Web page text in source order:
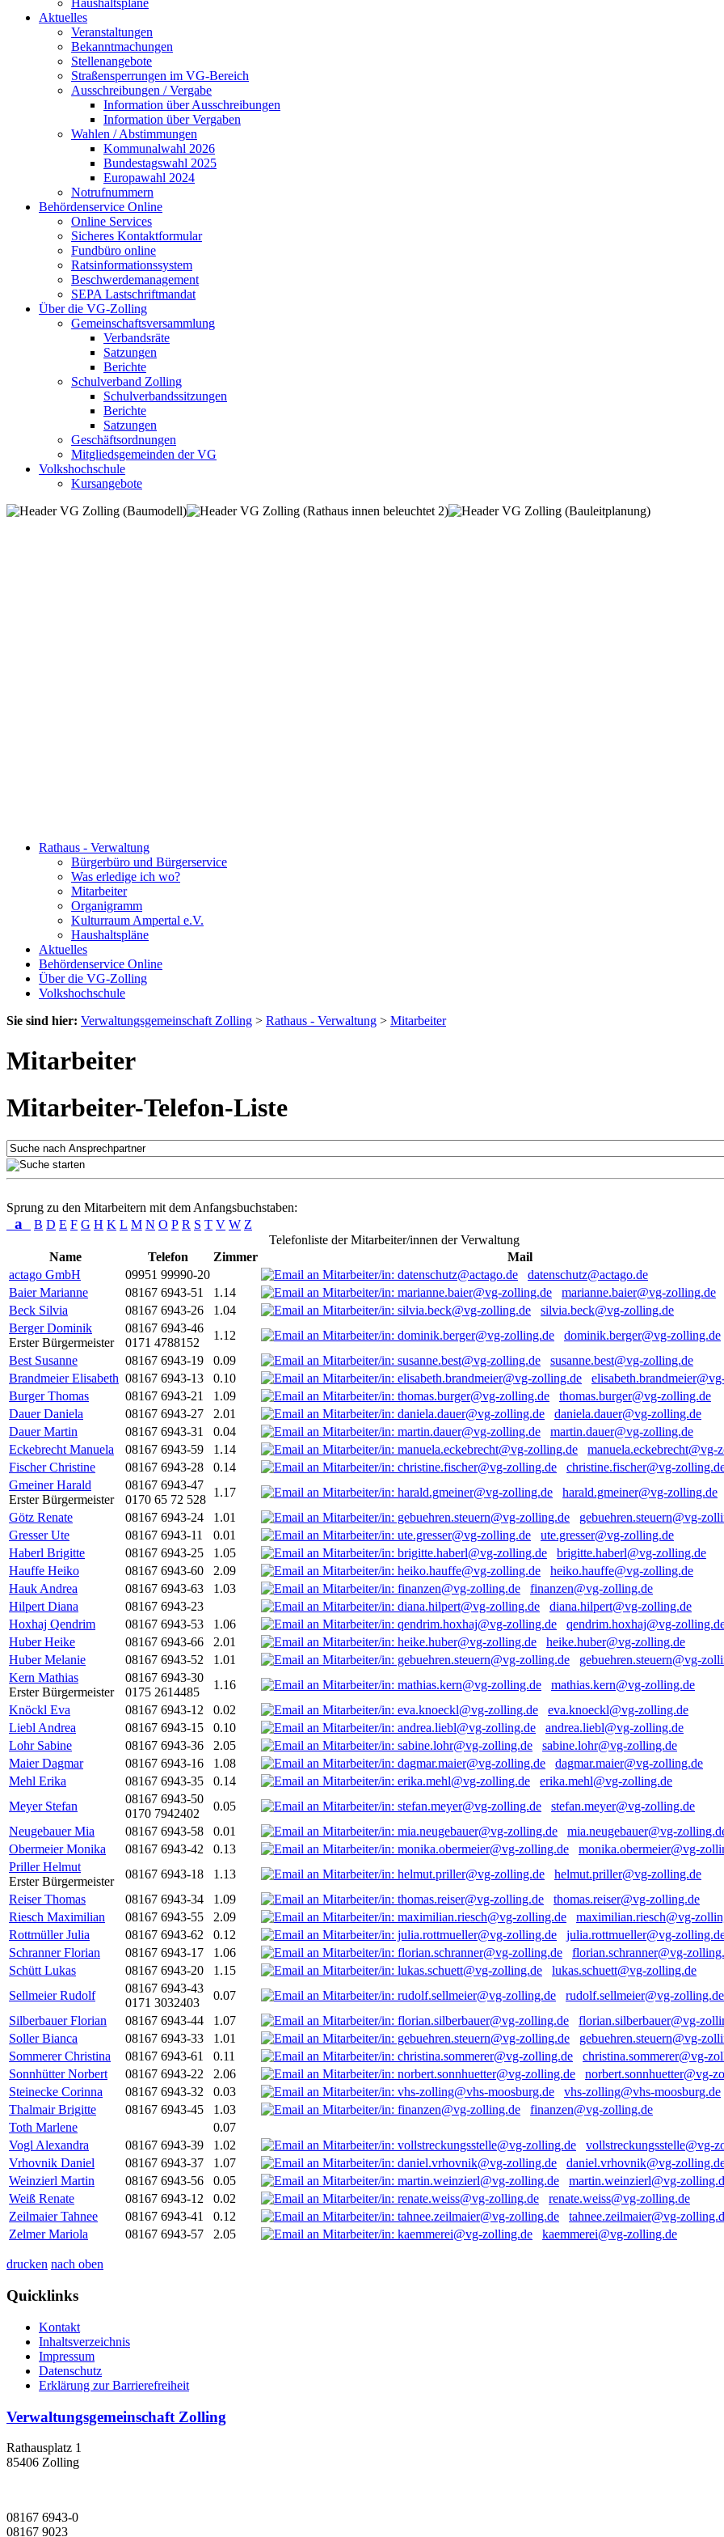
Haushaltspläne
Aktuelles
Veranstaltungen
Bekanntmachungen
Stellenangebote
Straßensperrungen im VG-Bereich
Ausschreibungen / Vergabe
Information über Ausschreibungen
Information über Vergaben
Wahlen / Abstimmungen
Kommunalwahl 2026
Bundestagswahl 2025
Europawahl 2024
Notrufnummern
Behördenservice Online
Online Services
Sicheres Kontaktformular
Fundbüro online
Ratsinformationssystem
Beschwerdemanagement
SEPA Lastschriftmandat
Über die VG-Zolling
Gemeinschaftsversammlung
Verbandsräte
Satzungen
Berichte
Schulverband Zolling
Schulverbandssitzungen
Berichte
Satzungen
Geschäftsordnungen
Mitgliedsgemeinden der VG
Volkshochschule
Kursangebote
Rathaus - Verwaltung
Bürgerbüro und Bürgerservice
Was erledige ich wo?
Mitarbeiter
Organigramm
Kulturraum Ampertal e.V.
Haushaltspläne
Aktuelles
Behördenservice Online
Über die VG-Zolling
Volkshochschule
Sie sind hier: Verwaltungsgemeinschaft Zolling > Rathaus - Verwaltung > Mitarbeiter
Mitarbeiter
Mitarbeiter-Telefon-Liste
Sprung zu den Mitarbeitern mit dem Anfangsbuchstaben:
a B D E F G H K L M N O P R S T V W Z
Telefonliste der Mitarbeiter/innen der Verwaltung
Name
Telefon Zimmer
Mail
actago GmbH
09951 99990-20
datenschutz@actago.de
Baier Marianne
08167 6943-51 1.14
marianne.baier@vg-zolling.de
Beck Silvia
08167 6943-26 1.04
silvia.beck@vg-zolling.de
Berger Dominik
Erster Bürgermeister
08167 6943-46
0171 4788152
1.12
dominik.berger@vg-zolling.de
Best Susanne
08167 6943-19 0.09
susanne.best@vg-zolling.de
Brandmeier Elisabeth 08167 6943-13 0.10
Burger Thomas
08167 6943-21 1.09
thomas.burger@vg-zolling.de
Dauer Daniela
08167 6943-27 2.01
daniela.dauer@vg-zolling.de
Dauer Martin
08167 6943-31 0.04
martin.dauer@vg-zolling.de
Eckebrecht Manuela
08167 6943-59 1.14
manuela.eckebrecht@vg-
Fischer Christine
08167 6943-28 0.14
christine.fischer@vg-
Gmeiner Harald
Erster Bürgermeister
08167 6943-47
0170 65 72 528
1.17
harald.gmeiner@vg-zolling.de
Götz Renate
08167 6943-24 1.01
gebuehren.steuern@vg-
Gresser Ute
08167 6943-11 0.01
ute.gresser@vg-zolling.de
Haberl Brigitte
08167 6943-25 1.05
brigitte.haberl@vg-zolling.de
Hauffe Heiko
08167 6943-60 2.09
heiko.hauffe@vg-zolling.de
Hauk Andrea
08167 6943-63 1.03
finanzen@vg-zolling.de
Hilpert Diana
08167 6943-23
diana.hilpert@vg-zolling.de
Hoxhaj Qendrim
08167 6943-53 1.06
qendrim.hoxhaj@vg-
Huber Heike
08167 6943-66 2.01
heike.huber@vg-zolling.de
Huber Melanie
08167 6943-52 1.01
gebuehren.steuern@vg-
Kern Mathias
Erster Bürgermeister
08167 6943-30
0175 2614485
1.16
mathias.kern@vg-zolling.de
Knöckl Eva
08167 6943-12 0.02
eva.knoeckl@vg-zolling.de
Liebl Andrea
08167 6943-15 0.10
andrea.liebl@vg-zolling.de
Lohr Sabine
08167 6943-36 2.05
sabine.lohr@vg-zolling.de
Maier Dagmar
08167 6943-16 1.08
dagmar.maier@vg-zolling.de
Mehl Erika
08167 6943-35 0.14
erika.mehl@vg-zolling.de
Meyer Stefan
08167 6943-50
0170 7942402
0.05
stefan.meyer@vg-zolling.de
Neugebauer Mia
08167 6943-58 0.01
mia.neugebauer@vg-
Obermeier Monika
08167 6943-42 0.13
monika.obermeier@vg-
Priller Helmut
Erster Bürgermeister
08167 6943-18 1.13
helmut.priller@vg-zolling.de
Reiser Thomas
08167 6943-34 1.09
thomas.reiser@vg-zolling.de
Riesch Maximilian
08167 6943-55 2.09
maximilian.riesch@vg-
Rottmüller Julia
08167 6943-62 0.12
julia.rottmueller@vg-
Schranner Florian
08167 6943-17 1.06
florian.schranner@vg-
Schütt Lukas
08167 6943-20 1.15
lukas.schuett@vg-zolling.de
Sellmeier Rudolf
08167 6943-43
0171 3032403
0.07
rudolf.sellmeier@vg-zolling.de
Silberbauer Florian
08167 6943-44 1.07
florian.silberbauer@vg-
Soller Bianca
08167 6943-33 1.01
gebuehren.steuern@vg-
Sommerer Christina
08167 6943-61 0.11
christina.sommerer@vg-
Sonnhütter Norbert
08167 6943-22 2.06
norbert.sonnhuetter@vg-
Steinecke Corinna
08167 6943-32 0.03
vhs-zolling@vhs-moosburg.de
Thalmair Brigitte
08167 6943-45 1.03
finanzen@vg-zolling.de
Toth Marlene
0.07
Vogl Alexandra
08167 6943-39 1.02
vollstreckungsstelle@vg-
Vrhovnik Daniel
08167 6943-37 1.07
daniel.vrhovnik@vg-
Weinzierl Martin
08167 6943-56 0.05
martin.weinzierl@vg-
Weiß Renate
08167 6943-12 0.02
renate.weiss@vg-zolling.de
Zeilmaier Tahnee
08167 6943-41 0.12
tahnee.zeilmaier@vg-
Zelmer Mariola
08167 6943-57 2.05 kaemmerei@vg-zolling.de
drucken nach oben
Quicklinks
Kontakt
Inhaltsverzeichnis
Impressum
Datenschutz
Erklärung zur Barrierefreiheit
Verwaltungsgemeinschaft Zolling
Rathausplatz 1
85406 Zolling
08167 6943-0
08167 9023